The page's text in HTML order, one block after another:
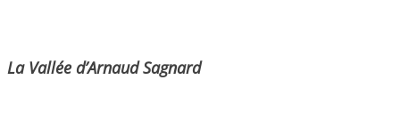
La Vallée d’Arnaud Sagnard